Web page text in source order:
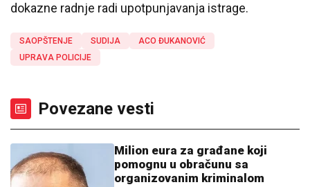
dokazne radnje radi upotpunjavanja istrage.
SAOPŠTENJE SUDIJA
ACO ĐUKANOVIĆ
UPRAVA POLICIJE
Povezane vesti
Milion eura za građane koji
pomognu u obračunu sa
organizovanim kriminalom